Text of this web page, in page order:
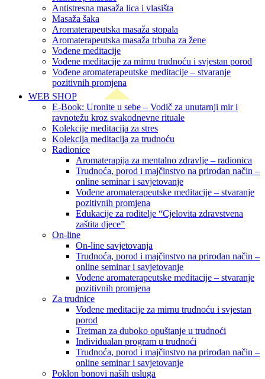
Antistresna masaža lica i vlasišta
Masaža šaka
Aromaterapeutska masaža stopala
Aromaterapeutska masaža trbuha za žene
Vođene meditacije
Vođene meditacije za mirnu trudnoću i svjestan porod
Vođene aromaterapeutske meditacije – stvaranje
pozitivnih promjena
WEB SHOP
E-Book: Uronite u sebe – Vodič za unutarnji mir i
ravnotežu kroz svakodnevne rituale
Kolekcije meditacija za stres
Kolekcija meditacija za trudnoću
Radionice
Aromaterapija za mentalno zdravlje – radionica
Trudnoća, porod i majčinstvo na prirodan način –
online seminar i savjetovanje
Vođene aromaterapeutske meditacije – stvaranje
pozitivnih promjena
Edukacije za roditelje “Cjelovita zdravstvena
zaštita djece”
On-line
On-line savjetovanja
Trudnoća, porod i majčinstvo na prirodan način –
online seminar i savjetovanje
Vođene aromaterapeutske meditacije – stvaranje
pozitivnih promjena
Za trudnice
Vođene meditacije za mirnu trudnoću i svjestan
porod
Tretman za duboko opuštanje u trudnoći
Individualan program u trudnoći
Trudnoća, porod i majčinstvo na prirodan način –
online seminar i savjetovanje
Poklon bonovi naših usluga